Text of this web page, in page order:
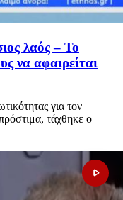
λαός – Το
να αφαιρείται
για τον
τάχθηκε ο